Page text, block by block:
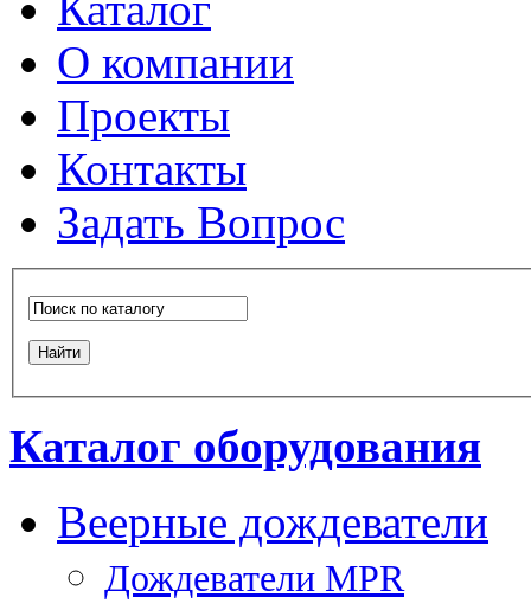
О компании
Проекты
Контакты
Задать Вопрос
Каталог оборудования
Веерные дождеватели
Дождеватели MPR